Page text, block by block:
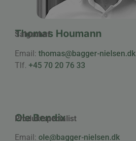
Thomas Houmann
Salgschef
Email: thomas@bagger-nielsen.dk
Tlf. +45 70 20 76 33
Ole Bendix
Produktspecialist
Email: ole@bagger-nielsen.dk